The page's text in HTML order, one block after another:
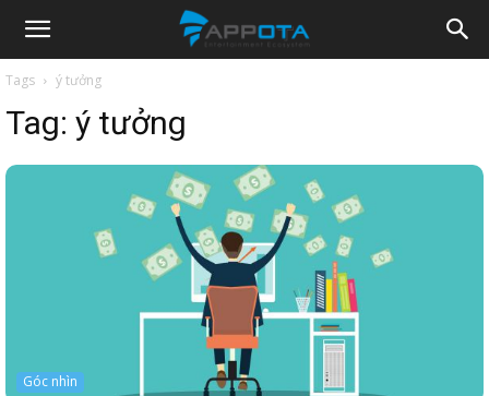
Appota
News
Tags ý tưởng
Tag: ý tưởng
Góc nhìn